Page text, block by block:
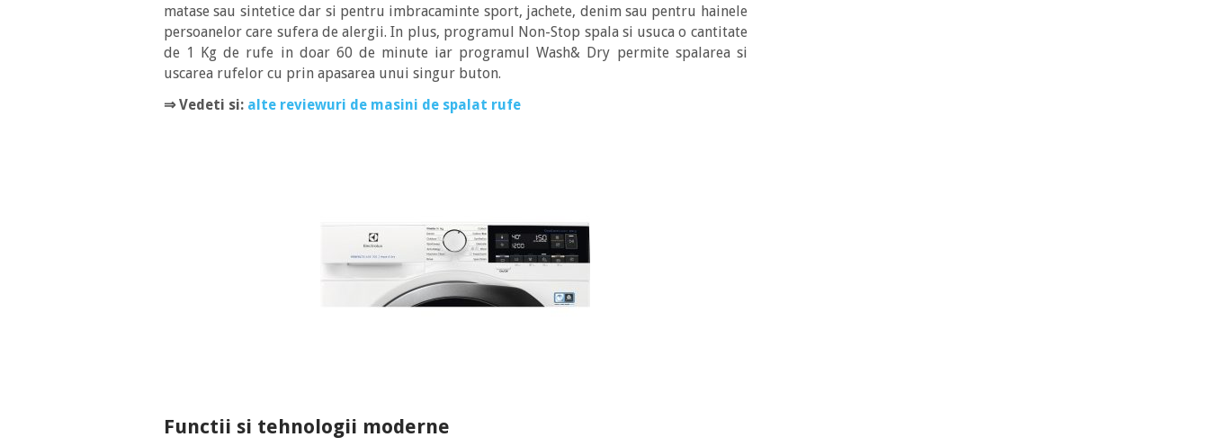
matase sau sintetice dar si pentru imbracaminte sport, jachete, denim sau pentru hainele
persoanelor care sufera de alergii. In plus, programul Non-Stop spala si usuca o cantitate
de 1 Kg de rufe in doar 60 de minute iar programul Wash& Dry permite spalarea si
uscarea rufelor cu prin apasarea unui singur buton.
⇒Vedeti si: alte reviewuri de masini de spalat rufe
Functii si tehnologii moderne